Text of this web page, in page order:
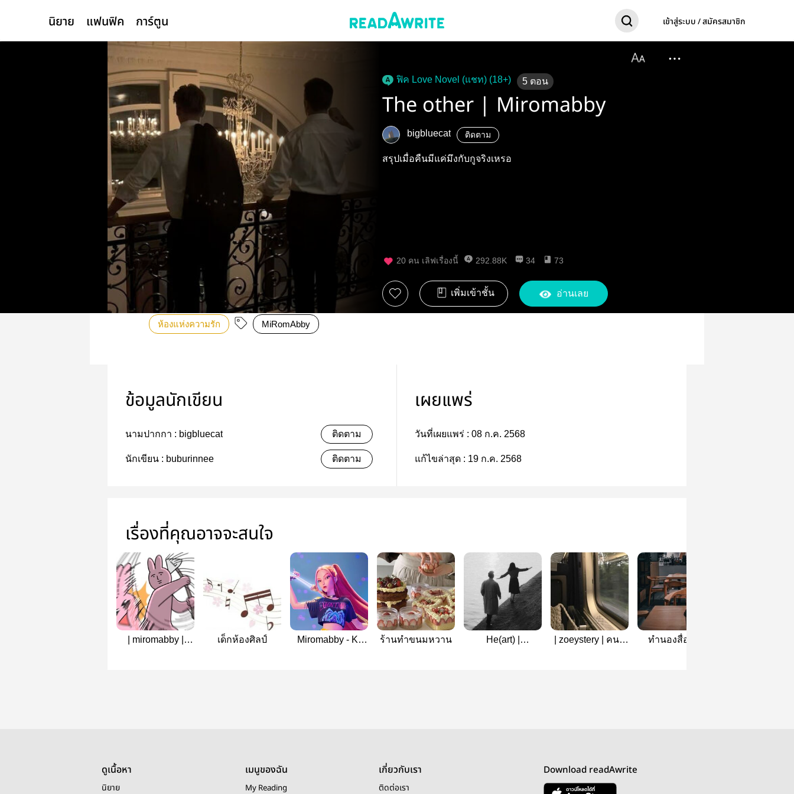
นิยาย แฟนฟิค การ์ตูน เข้าสู่ระบบ / สมัครสมาชิก
ฟิค Love Novel (แชท) (18+) 5 ตอน
The other | Miromabby
bigbluecat ติดตาม
สรุปเมื่อคืนมีแค่มึงกับกูจริงเหรอ
20 คน เลิฟเรื่องนี้ 292.88K 34 73
เพิ่มเข้าชั้น อ่านเลย
ห้องแห่งความรัก MiRomAbby
ข้อมูลนักเขียน
นามปากกา : bigbluecat ติดตาม
นักเขียน : buburinnee ติดตาม
เผยแพร่
วันที่เผยแพร่ : 08 ก.ค. 2568
แก้ไขล่าสุด : 19 ก.ค. 2568
เรื่องที่คุณอาจจะสนใจ
| miromabby |
เด็กห้องศิลป์
Miromabby - K-
ร้านทำขนมหวาน
He(art) |
| zoeystery | คนนี้
ทำนองสื่อรัก |
ดูเนื้อหา
นิยาย
เมนูของฉัน
My Reading
เกี่ยวกับเรา
ติดต่อเรา
Download readAwrite